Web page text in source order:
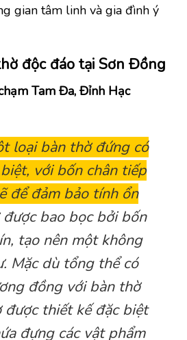
gian tâm linh và gia đình ý
độc đáo tại Sơn Đồng
Tam Đa, Đỉnh Hạc
loại bàn thờ đứng có
với bốn chân tiếp
để đảm bảo tính ổn
bao bọc bởi bốn
tạo nên một không
Mặc dù tổng thể có
đồng với bàn thờ
thiết kế đặc biệt
đựng các vật phẩm